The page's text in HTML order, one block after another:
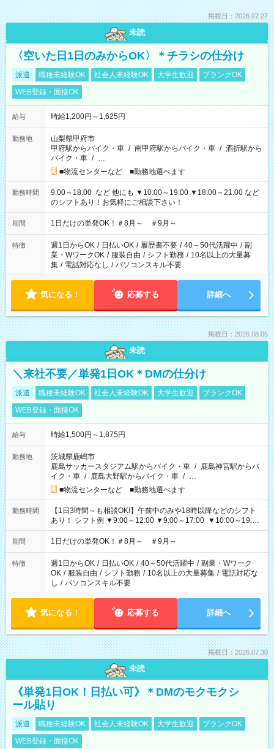
掲載日：2026.07.27
未読
〈空いた日1日のみからOK〉＊チラシの仕分け
派遣 職種未経験OK 社会人未経験OK 大学生歓迎
ブランクOK
WEB登録・面接OK
給与 時給1,200円～1,625円
勤務地
山梨県甲府市
甲府駅からバイク・車 / 南甲府駅からバイク・車 / 酒折駅から
バイク・車 / …
■物流センターなど ■勤務地選べます
勤務時間
9:00～18:00 など 他にも ▼10:00～19:00 ▼18:00～21:00 など
のシフトあり！お気軽にご相談下さい！
期間 1日だけの単発OK！＃8月～ ＃9月～
特徴 週1日からOK / 日払いOK / 履歴書不要 / 40～50代活躍中 / 副
業・WワークOK / 服装自由 / シフト勤務 / 10名以上の大量募
集 / 電話対応なし / パソコンスキル不要
気になる！ 応募する 詳細へ
掲載日：2026.08.05
未読
＼来社不要／単発1日OK＊DMの仕分け
派遣 職種未経験OK 社会人未経験OK 大学生歓迎
ブランクOK
WEB登録・面接OK
給与 時給1,500円～1,875円
勤務地
茨城県鹿嶋市
鹿島サッカースタジアム駅からバイク・車 / 鹿島神宮駅からバ
イク・車 / 鹿島大野駅からバイク・車 / …
■物流センターなど ■勤務地選べます
勤務時間
【1日3時間～も相談OK!】午前中のみや18時以降などのシフト
あり！ シフト例 ▼9:00～12:00 ▼9:00～17:00 ▼10:00～19:00
▼18:00～21:00
期間 1日だけの単発OK！＃8月～ ＃9月～
特徴 週1日からOK / 日払いOK / 40～50代活躍中 / 副業・Wワーク
OK / 服装自由 / シフト勤務 / 10名以上の大量募集 / 電話対応な
し / パソコンスキル不要
気になる！ 応募する 詳細へ
掲載日：2026.07.30
未読
《単発1日OK！日払い可》＊DMのモクモクシ
ール貼り
派遣 職種未経験OK 社会人未経験OK 大学生歓迎
ブランクOK
WEB登録・面接OK